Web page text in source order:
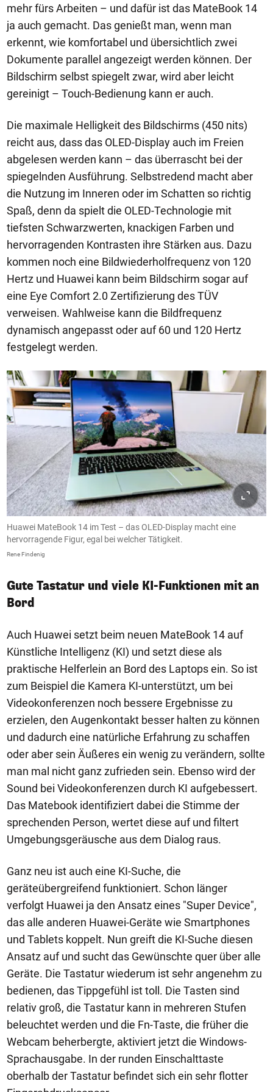
mehr fürs Arbeiten – und dafür ist das MateBook 14
ja auch gemacht. Das genießt man, wenn man
erkennt, wie komfortabel und übersichtlich zwei
Dokumente parallel angezeigt werden können. Der
Bildschirm selbst spiegelt zwar, wird aber leicht
gereinigt – Touch-Bedienung kann er auch.
Die maximale Helligkeit des Bildschirms (450 nits)
reicht aus, dass das OLED-Display auch im Freien
abgelesen werden kann – das überrascht bei der
spiegelnden Ausführung. Selbstredend macht aber
die Nutzung im Inneren oder im Schatten so richtig
Spaß, denn da spielt die OLED-Technologie mit
tiefsten Schwarzwerten, knackigen Farben und
hervorragenden Kontrasten ihre Stärken aus. Dazu
kommen noch eine Bildwiederholfrequenz von 120
Hertz und Huawei kann beim Bildschirm sogar auf
eine Eye Comfort 2.0 Zertifizierung des TÜV
verweisen. Wahlweise kann die Bildfrequenz
dynamisch angepasst oder auf 60 und 120 Hertz
festgelegt werden.
Huawei MateBook 14 im Test – das OLED-Display macht eine
hervorragende Figur, egal bei welcher Tätigkeit.
Rene Findenig
Gute Tastatur und viele KI-Funktionen mit an
Bord
Auch Huawei setzt beim neuen MateBook 14 auf
Künstliche Intelligenz (KI) und setzt diese als
praktische Helferlein an Bord des Laptops ein. So ist
zum Beispiel die Kamera KI-unterstützt, um bei
Videokonferenzen noch bessere Ergebnisse zu
erzielen, den Augenkontakt besser halten zu können
und dadurch eine natürliche Erfahrung zu schaffen
oder aber sein Äußeres ein wenig zu verändern, sollte
man mal nicht ganz zufrieden sein. Ebenso wird der
Sound bei Videokonferenzen durch KI aufgebessert.
Das Matebook identifiziert dabei die Stimme der
sprechenden Person, wertet diese auf und filtert
Umgebungsgeräusche aus dem Dialog raus.
Ganz neu ist auch eine KI-Suche, die
geräteübergreifend funktioniert. Schon länger
verfolgt Huawei ja den Ansatz eines "Super Device",
das alle anderen Huawei-Geräte wie Smartphones
und Tablets koppelt. Nun greift die KI-Suche diesen
Ansatz auf und sucht das Gewünschte quer über alle
Geräte. Die Tastatur wiederum ist sehr angenehm zu
bedienen, das Tippgefühl ist toll. Die Tasten sind
relativ groß, die Tastatur kann in mehreren Stufen
beleuchtet werden und die Fn-Taste, die früher die
Webcam beherbergte, aktiviert jetzt die Windows-
Sprachausgabe. In der runden Einschalttaste
oberhalb der Tastatur befindet sich ein sehr flotter